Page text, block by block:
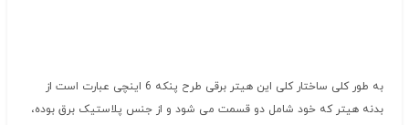
به طور کلی ساختار کلی این هیتر برقی طرح پنکه 6 اینچی عبارت است از
بدنه هیتر که خود شامل دو قسمت می شود و از جنس پلاستیک برق بوده،